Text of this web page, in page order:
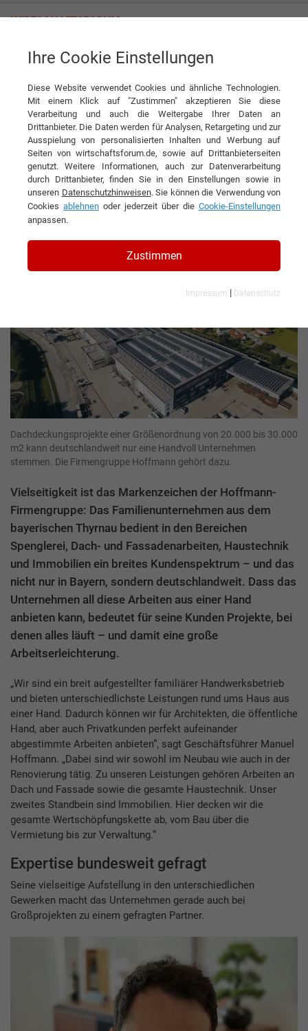
Hoffmann GmbH Vielseitige Spezialisten im Handwerk
Interview Hoffmann GmbH
DIESEN ARTIKEL EMPFEHLEN
Vielseitige Spezialisten im
Handwerk
Interview mit Manuel Hoffmann
Geschäftsführer der Hoffmann GmbH
Dachdeckungsprojekte einer Größenordnung von 20.000 bis 30.000
m2 kann deutschlandweit nur eine Handvoll Unternehmen
stemmen. Die Firmengruppe Hoffmann gehört dazu.
Vielseitigkeit ist das Markenzeichen der Hoffmann-
Firmengruppe: Das Familienunternehmen aus dem
bayerischen Thyrnau bedient in den Bereichen
Spenglerei, Dach- und Fassadenarbeiten, Haustechnik
und Immobilien ein breites Kundenspektrum – und das
nicht nur in Bayern, sondern deutschlandweit. Dass das
Unternehmen all diese Arbeiten aus einer Hand
anbieten kann, bedeutet für seine Kunden Projekte, bei
denen alles läuft – und damit eine große
Arbeitserleichterung.
„Wir sind ein breit aufgestellter familiärer Handwerksbetrieb
und bieten unterschiedlichste Leistungen rund ums Haus aus
einer Hand. Dadurch können wir für Architekten, die öffentliche
Hand, aber auch Privatkunden perfekt aufeinander
abgestimmte Arbeiten anbieten“, sagt Geschäftsführer Manuel
Hoffmann. „Dabei sind wir sowohl im Neubau wie auch in der
Renovierung tätig. Zu unseren Leistungen gehören Arbeiten an
Dach und Fassade sowie die gesamte Haustechnik. Unser
zweites Standbein sind Immobilien. Hier decken wir die
gesamte Wertschöpfungskette ab, vom Bau über die
Vermietung bis zur Verwaltung.“
Expertise bundesweit gefragt
Seine vielseitige Aufstellung in den unterschiedlichen
Gewerken macht das Unternehmen gerade auch bei
Großprojekten zu einem gefragten Partner.
Ihre Cookie Einstellungen
Diese Website verwendet Cookies und ähnliche Technologien.
Mit einem Klick auf "Zustimmen" akzeptieren Sie diese
Verarbeitung und auch die Weitergabe Ihrer Daten an
Drittanbieter. Die Daten werden für Analysen, Retargeting und zur
Ausspielung von personalisierten Inhalten und Werbung auf
Seiten von wirtschaftsforum.de, sowie auf Drittanbieterseiten
genutzt. Weitere Informationen, auch zur Datenverarbeitung
durch Drittanbieter, finden Sie in den Einstellungen sowie in
unseren Datenschutzhinweisen. Sie können die Verwendung von
Cookies ablehnen oder jederzeit über die Cookie-Einstellungen
anpassen.
Zustimmen
Impressum | Datenschutz